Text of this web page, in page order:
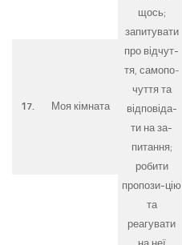
щось;
запитувати
про відчут-
тя, самопо­
чуття та
відповіда-
ти на за-
питан­ня;
робити
пропози-цію
та
реагувати
17. Моя кімната